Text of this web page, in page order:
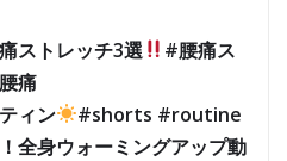
ストレッチ3選
#腰痛ス
痛
ィン
#shorts #routine
全身ウォーミングアップ動